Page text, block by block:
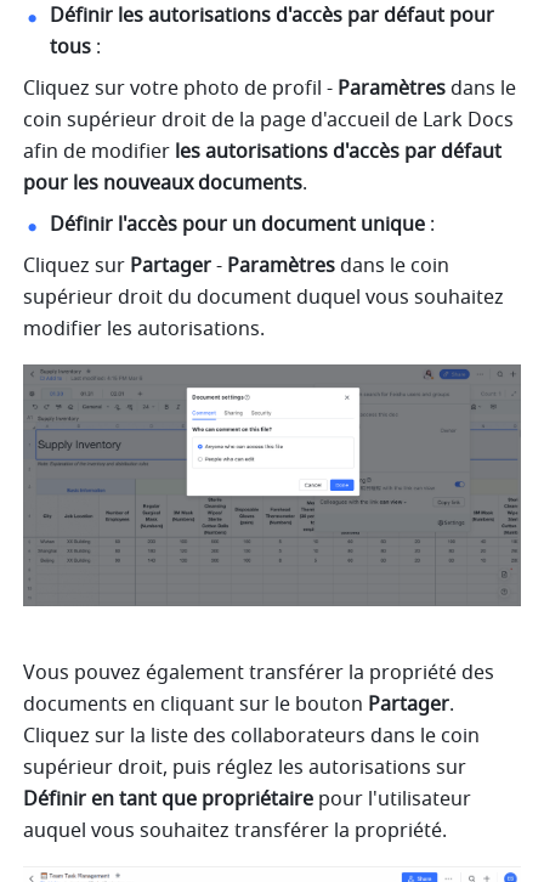
Définir les autorisations d'accès par défaut pour
tous :
Cliquez sur votre photo de profil - Paramètres dans le
coin supérieur droit de la page d'accueil de Lark Docs
afin de modifier les autorisations d'accès par défaut
pour les nouveaux documents.
Définir l'accès pour un document unique :
Cliquez sur Partager - Paramètres dans le coin
supérieur droit du document duquel vous souhaitez
modifier les autorisations.
Vous pouvez également transférer la propriété des
documents en cliquant sur le bouton Partager.
Cliquez sur la liste des collaborateurs dans le coin
Définir en tant que propriétaire pour l'utilisateur
auquel vous souhaitez transférer la propriété.